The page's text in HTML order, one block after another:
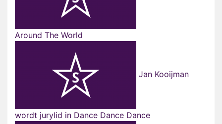
Around The World
Jan Kooijman
wordt jurylid in Dance Dance Dance